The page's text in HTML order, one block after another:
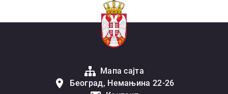
Мапа сајта
Београд, Немањина 22-26